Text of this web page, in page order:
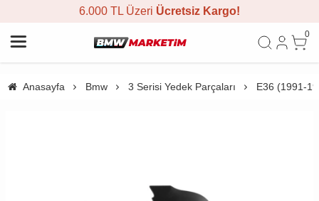
6.000 TL Üzeri Ücretsiz Kargo!
0
Anasayfa Bmw 3 Serisi Yedek Parçaları E36 (1991-